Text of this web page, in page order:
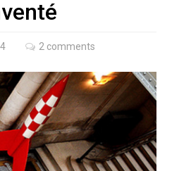
Mistral veut moraliser le
sur la polémique
(tout) contre l’IA
et-Marne, le projet de
2 comments